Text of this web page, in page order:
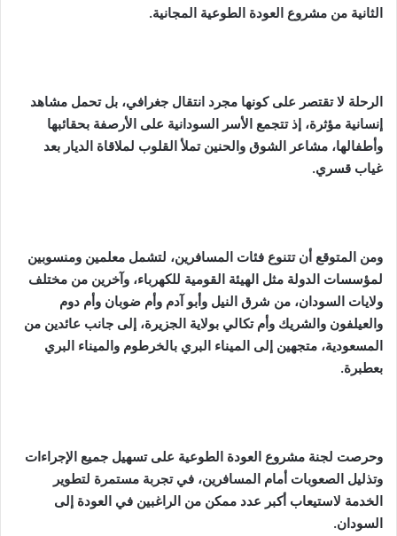
الثانية من مشروع العودة الطوعية المجانية.
الرحلة لا تقتصر على كونها مجرد انتقال جغرافي، بل تحمل مشاهد
إنسانية مؤثرة، إذ تتجمع الأسر السودانية على الأرصفة بحقائبها
وأطفالها، مشاعر الشوق والحنين تملأ القلوب لملاقاة الديار بعد
غياب قسري.
ومن المتوقع أن تتنوع فئات المسافرين، لتشمل معلمين ومنسوبين
لمؤسسات الدولة مثل الهيئة القومية للكهرباء، وآخرين من مختلف
ولايات السودان، من شرق النيل وأبو آدم وأم ضوبان وأم دوم
والعيلفون والشريك وأم تكالي بولاية الجزيرة، إلى جانب عائدين من
المسعودية، متجهين إلى الميناء البري بالخرطوم والميناء البري
بعطبرة.
وحرصت لجنة مشروع العودة الطوعية على تسهيل جميع الإجراءات
وتذليل الصعوبات أمام المسافرين، في تجربة مستمرة لتطوير
الخدمة لاستيعاب أكبر عدد ممكن من الراغبين في العودة إلى
السودان.